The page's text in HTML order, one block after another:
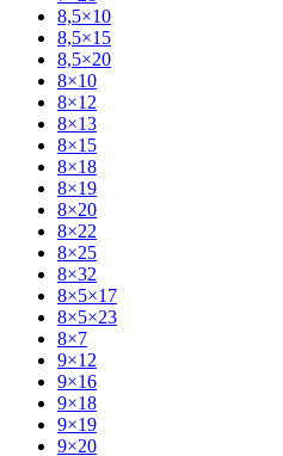
8,5×10
8,5×15
8,5×20
8×10
8×12
8×13
8×15
8×18
8×19
8×20
8×22
8×25
8×32
8×5×17
8×5×23
8×7
9×12
9×16
9×18
9×19
9×20